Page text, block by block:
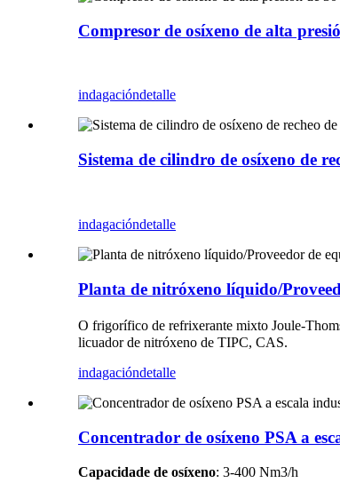
Compresor de osíxeno de alta
indagacióndetalle
Sistema de cilindro de osíxeno de
indagacióndetalle
Planta de nitróxeno líquido/
O frigorífico de refrixerante mixto Joule-
licuador de nitróxeno de TIPC, CAS.
indagacióndetalle
Concentrador de osíxeno PSA a
Capacidade de osíxeno: 3-400 Nm3/h